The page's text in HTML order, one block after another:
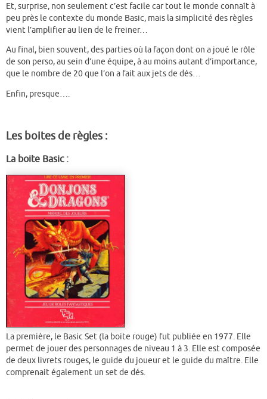
Et, surprise, non seulement c’est facile car tout le monde connaît à
peu près le contexte du monde Basic, mais la simplicité des règles
vient l’amplifier au lien de le freiner…
Au final, bien souvent, des parties où la façon dont on a joué le rôle
de son perso, au sein d’une équipe, à au moins autant d’importance,
que le nombre de 20 que l’on a fait aux jets de dés…
Enfin, presque….
Les boites de règles :
La boite Basic :
La première, le Basic Set (la boite rouge) fut publiée en 1977. Elle
permet de jouer des personnages de niveau 1 à 3. Elle est composée
de deux livrets rouges, le guide du joueur et le guide du maître. Elle
comprenait également un set de dés.